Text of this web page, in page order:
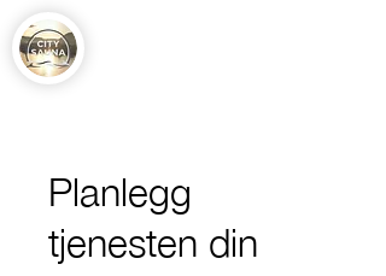
Planlegg
tjenesten din